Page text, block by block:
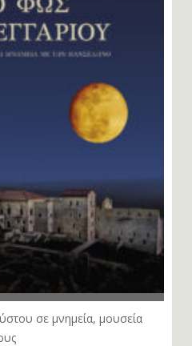
σε μνημεία, μουσεία